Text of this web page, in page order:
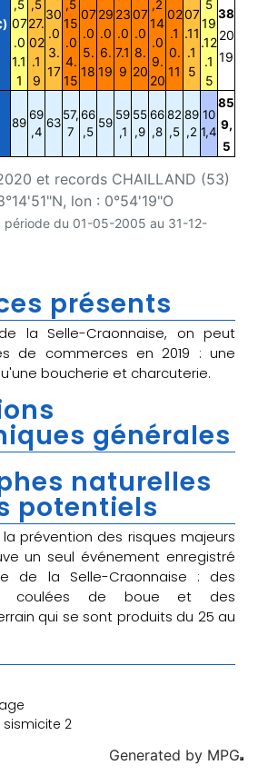
et records CHAILLAND (53)
lon : 0°54'19"O
période du 01-05-2005 au 31-12-
,5
07
.0
1.1
1
,5
27.
02
.1
9
30
.0
3.
17
,5
15
.0
4.
15
07
.0
5.
18
29
.0
6.
19
23
.0
7.1
9
07
.0
8.
20
,2
14
.0
9.
20
02
.1
0.
11
07
.11
.1
5
5
19
.12
.1
5
38
20
19
89
69
,4
63
57,
7
66
,5
59
59
,1
55
,9
66
,8
82
,5
89
,2
10
1,4
85
9,
5
présents
la Selle-Craonnaise, on peut
de commerces en 2019 : une
boucherie et charcuterie.
générales
naturelles
potentiels
prévention des risques majeurs
un seul événement enregistré
de la Selle-Craonnaise : des
coulées de boue et des
qui se sont produits du 25 au
sismicite 2
Generated by MPG